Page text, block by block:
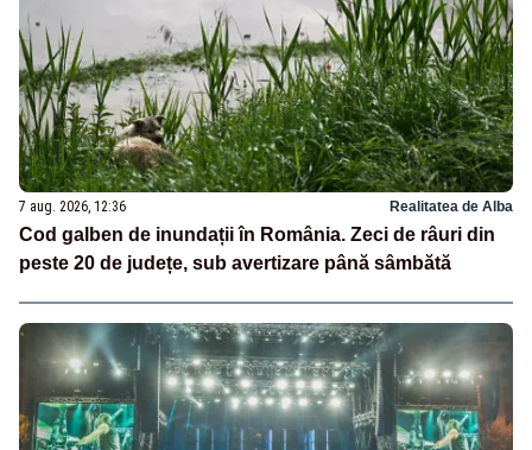
7 aug. 2026, 12:36 Realitatea de Alba
Cod galben de inundații în România. Zeci de râuri din
peste 20 de județe, sub avertizare până sâmbătă